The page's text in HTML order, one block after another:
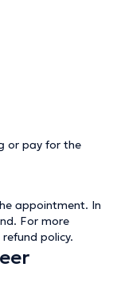
or pay for the
appointment. In
For more
policy.